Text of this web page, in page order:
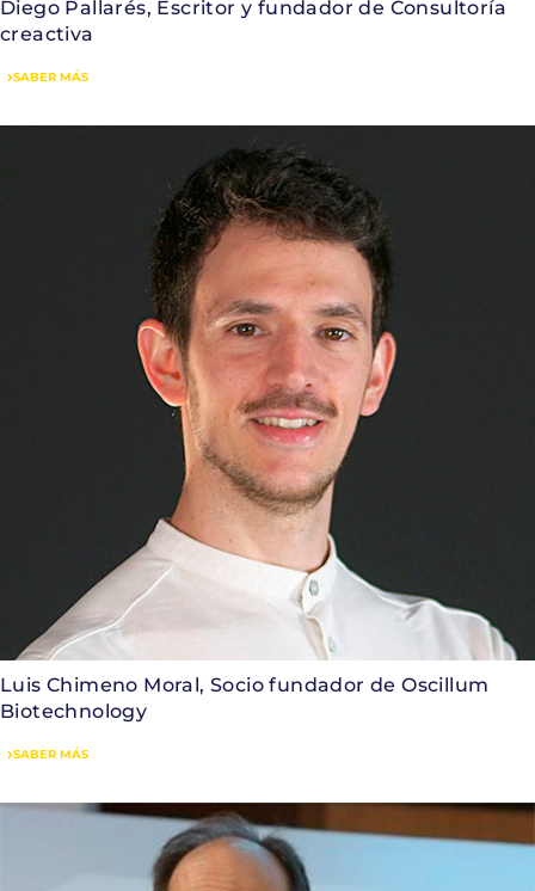
Diego Pallarés, Escritor y fundador de Consultoría
creactiva
SABER MÁS
Luis Chimeno Moral, Socio fundador de Oscillum
Biotechnology
SABER MÁS